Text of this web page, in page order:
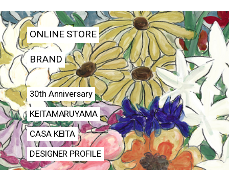
ONLINE STORE
BRAND
30th Anniversary
KEITAMARUYAMA
CASA KEITA
DESIGNER PROFILE